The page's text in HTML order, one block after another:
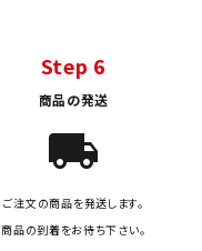
Step 6
商品の発送
local_shipping
ご注文の商品を発送します。
商品の到着をお待ち下さい。